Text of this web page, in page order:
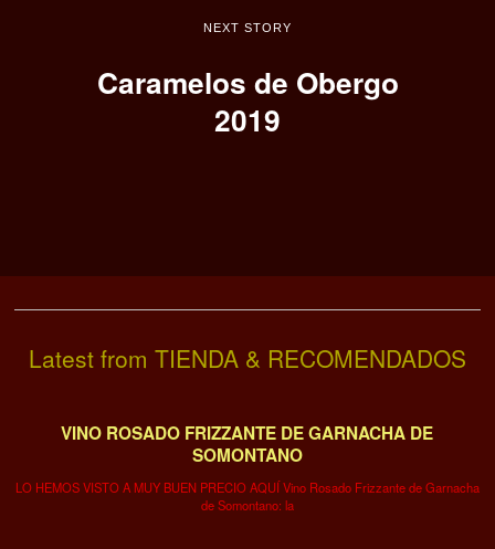
NEXT STORY
Caramelos de Obergo
2019
Latest from TIENDA & RECOMENDADOS
VINO ROSADO FRIZZANTE DE GARNACHA DE
SOMONTANO
LO HEMOS VISTO A MUY BUEN PRECIO AQUÍ Vino Rosado Frizzante de Garnacha
de Somontano: la